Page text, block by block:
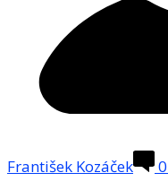
František Kozáček 0